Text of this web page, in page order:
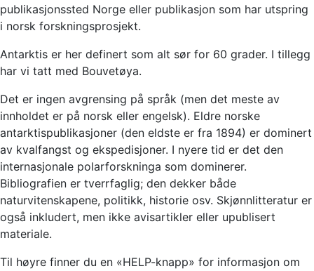
publikasjonssted Norge eller publikasjon som har utspring
i norsk forskningsprosjekt.
Antarktis er her definert som alt sør for 60 grader. I tillegg
har vi tatt med Bouvetøya.
Det er ingen avgrensing på språk (men det meste av
innholdet er på norsk eller engelsk). Eldre norske
antarktispublikasjoner (den eldste er fra 1894) er dominert
av kvalfangst og ekspedisjoner. I nyere tid er det den
internasjonale polarforskninga som dominerer.
Bibliografien er tverrfaglig; den dekker både
naturvitenskapene, politikk, historie osv. Skjønnlitteratur er
også inkludert, men ikke avisartikler eller upublisert
materiale.
Til høyre finner du en «HELP-knapp» for informasjon om